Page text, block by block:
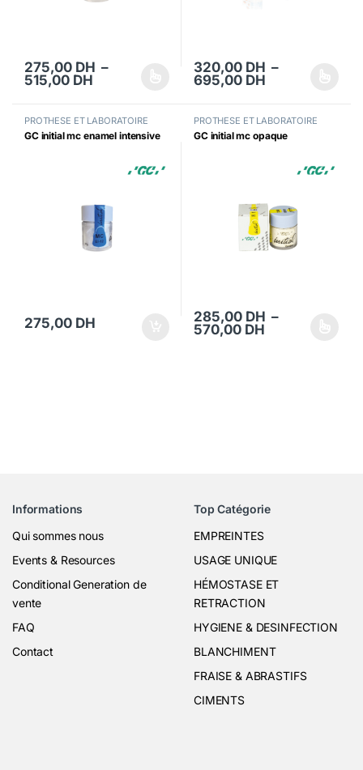
275,00 DH –
515,00 DHPlage de prix : 275,00 DH à 515,00 DH
Ce produit a plusieurs variations. Les options peuvent être
320,00 DH –
695,00 DHPlage de prix
Ce produit a plusieurs
PROTHESE ET LABORATOIRE
GC initial mc enamel intensive
275,00 DH
PROTHESE ET LABORATOIRE
GC initial mc opaque
285,00 DH –
570,00 DHPlage de prix :
Ce produit a plusieurs
Informations
Qui sommes nous
Events & Resources
Conditional Generation de
vente
FAQ
Contact
Top Catégorie
EMPREINTES
USAGE UNIQUE
HÉMOSTASE ET
RETRACTION
HYGIENE & DESINFECTION
BLANCHIMENT
FRAISE & ABRASTIFS
CIMENTS